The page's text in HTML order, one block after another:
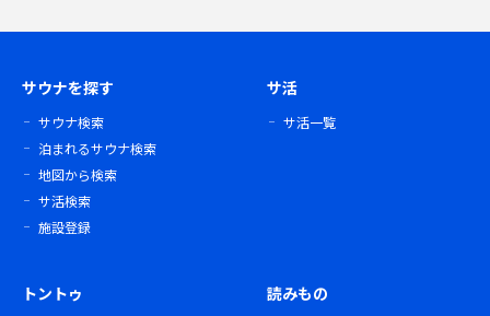
サウナを探す
サウナ検索
泊まれるサウナ検索
地図から検索
サ活検索
施設登録
サ活
サ活一覧
トントゥ 読みもの